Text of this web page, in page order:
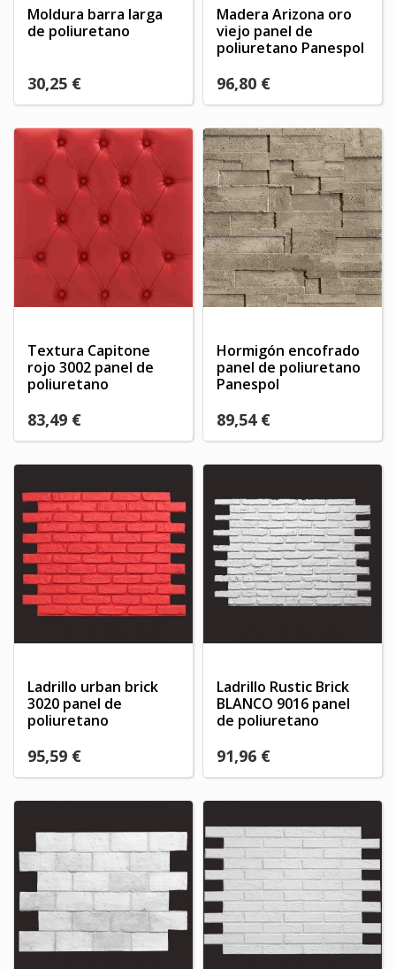
Moldura barra larga
de poliuretano
30,25 €
Madera Arizona oro
viejo panel de
poliuretano Panespol
96,80 €
Textura Capitone
rojo 3002 panel de
poliuretano
83,49 €
Hormigón encofrado
panel de poliuretano
Panespol
89,54 €
Ladrillo urban brick
3020 panel de
poliuretano
95,59 €
Ladrillo Rustic Brick
BLANCO 9016 panel
de poliuretano
91,96 €